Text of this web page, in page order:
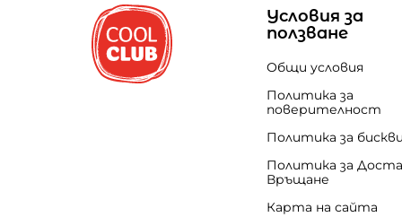
Условия за
ползване
Общи условия
Политика за
поверителност
Политика за
Политика за
Връщане
Карта на сайта